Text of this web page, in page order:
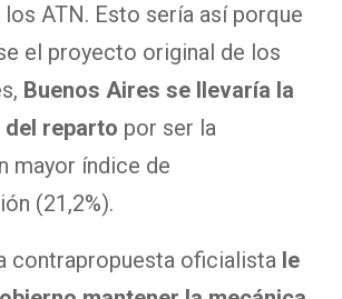
ATN. Esto sería así porque
el proyecto original de los
Buenos Aires se llevaría la
reparto por ser la
mayor índice de
(21,2%).
contrapropuesta oficialista le